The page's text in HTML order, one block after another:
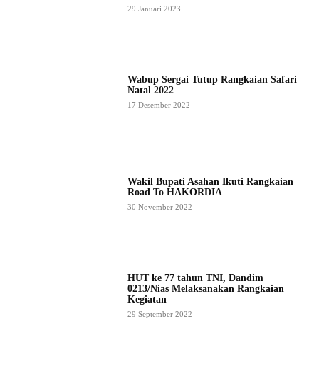
29 Januari 2023
Wabup Sergai Tutup Rangkaian Safari
Natal 2022
17 Desember 2022
Wakil Bupati Asahan Ikuti Rangkaian
Road To HAKORDIA
30 November 2022
HUT ke 77 tahun TNI, Dandim
0213/Nias Melaksanakan Rangkaian
Kegiatan
29 September 2022